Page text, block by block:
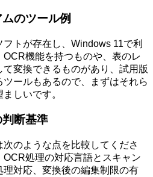
のツール例
トが存在し、Windows 11で利
機能を持つものや、表のレ
変換できるものがあり、試用版
ールもあるので、まずはそれら
しいです。
断基準
のような点を比較してくださ
処理の対応言語とスキャン
対応、変換後の編集制限の有